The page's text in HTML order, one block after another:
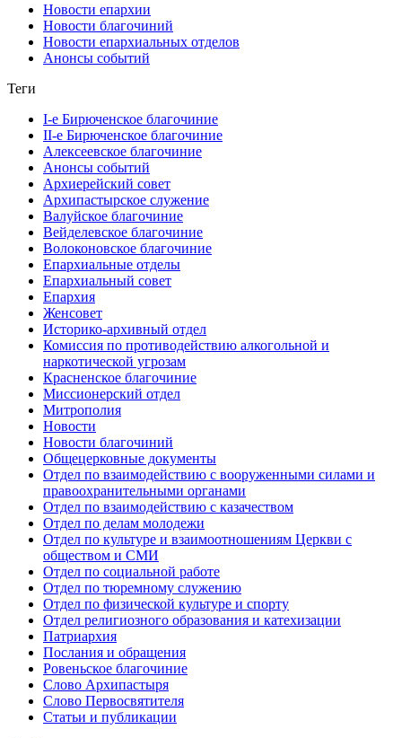
Новости епархии
Новости благочиний
Новости епархиальных отделов
Анонсы событий
Теги
I-е Бирюченское благочиние
II-е Бирюченское благочиние
Алексеевское благочиние
Анонсы событий
Архиерейский совет
Архипастырское служение
Валуйское благочиние
Вейделевское благочиние
Волоконовское благочиние
Епархиальные отделы
Епархиальный совет
Епархия
Женсовет
Историко-архивный отдел
Комиссия по противодействию алкогольной и
наркотической угрозам
Красненское благочиние
Миссионерский отдел
Митрополия
Новости
Новости благочиний
Общецерковные документы
Отдел по взаимодействию с вооруженными силами и
правоохранительными органами
Отдел по взаимодействию с казачеством
Отдел по делам молодежи
Отдел по культуре и взаимоотношениям Церкви с
обществом и СМИ
Отдел по социальной работе
Отдел по тюремному служению
Отдел по физической культуре и спорту
Отдел религиозного образования и катехизации
Патриархия
Послания и обращения
Ровеньское благочиние
Слово Архипастыря
Слово Первосвятителя
Статьи и публикации